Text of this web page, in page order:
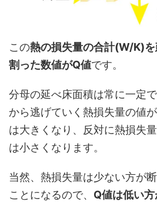
この熱の損失量の合計(W/K)
割った数値がQ値です。
分母の延べ床面積は常に一定
から逃げていく熱損失量の値
は大きくなり、反対に熱損失
は小さくなります。
当然、熱損失量は少ない方が
ことになるので、 Q値は低い方